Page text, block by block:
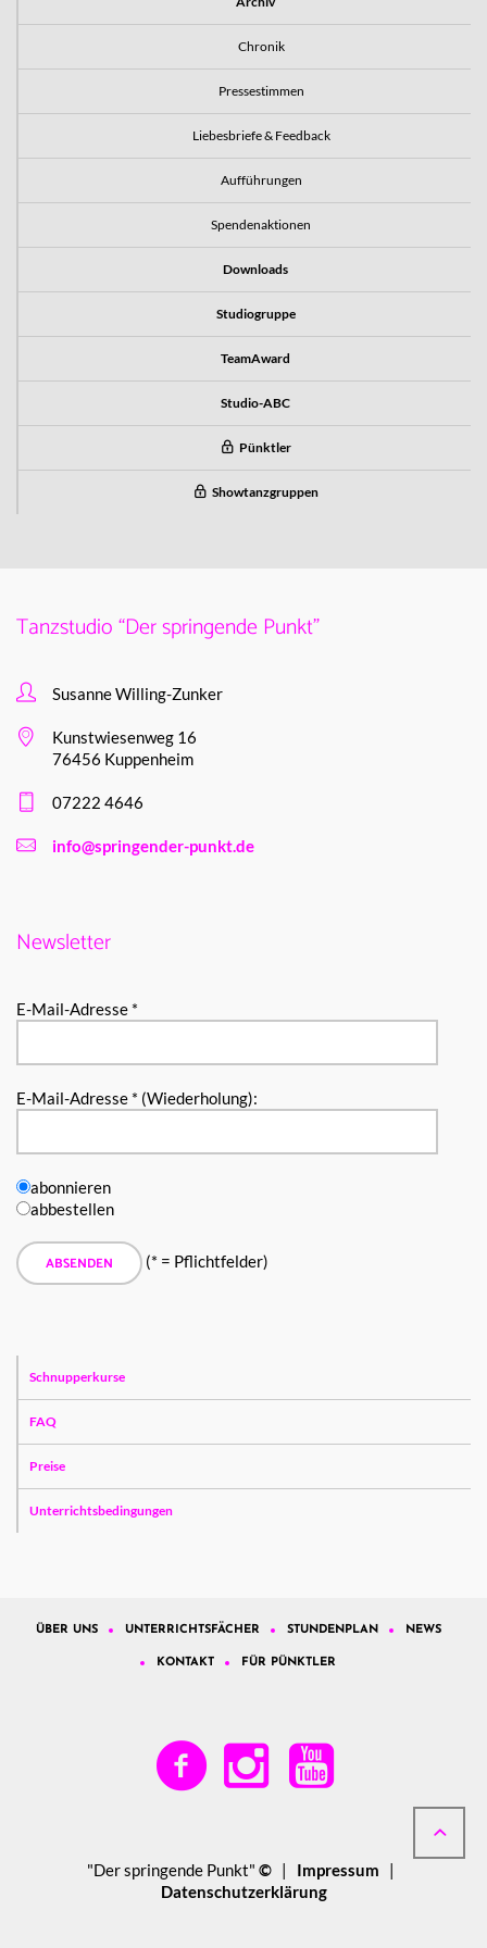
Chronik
Pressestimmen
Liebesbriefe & Feedback
Aufführungen
Spendenaktionen
Downloads
Studiogruppe
TeamAward
Studio-ABC
Pünktler
Showtanzgruppen
Tanzstudio “Der springende Punkt”
Susanne Willing-Zunker
Kunstwiesenweg 16
76456 Kuppenheim
07222 4646
info@springender-punkt.de
Newsletter
E-Mail-Adresse *
E-Mail-Adresse * (Wiederholung):
abonnieren
abbestellen
(* = Pflichtfelder)
Schnupperkurse
FAQ
Preise
Unterrichtsbedingungen
ÜBER UNS UNTERRICHTSFÄCHER STUNDENPLAN NEWS
KONTAKT FÜR PÜNKTLER
"Der springende Punkt" © | Impressum |
Datenschutzerklärung